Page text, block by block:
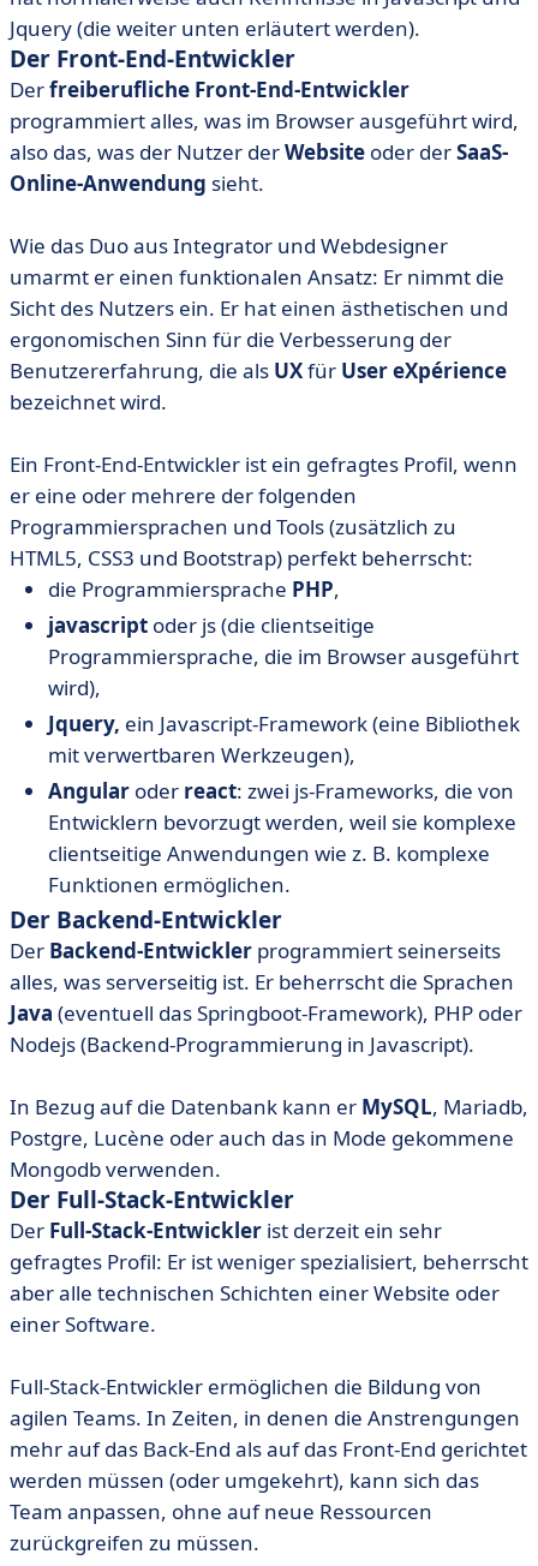
Jquery (die weiter unten erläutert werden).
Der Front-End-Entwickler
Derfreiberufliche Front-End-Entwickler
programmiert alles, was im Browser ausgeführt wird,
also das, was der Nutzer derWebsite oder derSaaS-
Online-Anwendung sieht.
Wie das Duo aus Integrator und Webdesigner
umarmt er einen funktionalen Ansatz: Er nimmt die
Sicht des Nutzers ein. Er hat einen ästhetischen und
ergonomischen Sinn für die Verbesserung der
Benutzererfahrung, die als UXfür User eXpérience
bezeichnet wird.
Ein Front-End-Entwickler ist ein gefragtes Profil, wenn
er eine oder mehrere der folgenden
Programmiersprachen und Tools (zusätzlich zu
HTML5, CSS3 und Bootstrap) perfekt beherrscht:
die Programmiersprache PHP,
javascript oder js (die clientseitige
Programmiersprache, die im Browser ausgeführt
wird),
Jquery, ein Javascript-Framework (eine Bibliothek
mit verwertbaren Werkzeugen),
Angular oder react: zwei js-Frameworks, die von
Entwicklern bevorzugt werden, weil sie komplexe
clientseitige Anwendungen wie z. B. komplexe
Funktionen ermöglichen.
Der Backend-Entwickler
Der Backend-Entwickler programmiert seinerseits
alles, was serverseitig ist. Er beherrscht die Sprachen
Java (eventuell das Springboot-Framework), PHP oder
Nodejs (Backend-Programmierung in Javascript).
In Bezug auf die Datenbank kann er MySQL, Mariadb,
Postgre, Lucène oder auch das in Mode gekommene
Mongodb verwenden.
Der Full-Stack-Entwickler
Der Full-Stack-Entwickler ist derzeit ein sehr
gefragtes Profil: Er ist weniger spezialisiert, beherrscht
aber alle technischen Schichten einer Website oder
einer Software.
Full-Stack-Entwickler ermöglichen die Bildung von
agilen Teams. In Zeiten, in denen die Anstrengungen
mehr auf das Back-End als auf das Front-End gerichtet
werden müssen (oder umgekehrt), kann sich das
Team anpassen, ohne auf neue Ressourcen
zurückgreifen zu müssen.